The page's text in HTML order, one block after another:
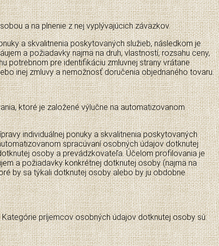
a na plnenie z nej vyplývajúcich záväzkov.
a skvalitnenia poskytovaných služieb, následkom je
a požiadavky najmä na druh, vlastností, rozsahu ceny,
potrebnom pre identifikáciu zmluvnej strany vrátane
inej zmluvy a nemožnosť doručenia objednaného tovaru.
ktoré je založené výlučne na automatizovanom
individuálnej ponuky a skvalitnenia poskytovaných
spracúvaní osobných údajov dotknutej
osoby a prevádzkovateľa. Účelom profilovania je
a požiadavky konkrétnej dotknutej osoby (najmä na
by sa týkali dotknutej osoby alebo by ju obdobne
príjemcov osobných údajov dotknutej osoby sú: